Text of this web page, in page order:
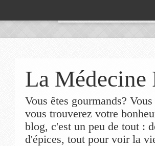
La Médecine
Vous êtes gourmands?
vous trouverez votre
blog, c'est un peu de tout :
d'épices, tout pour voir la